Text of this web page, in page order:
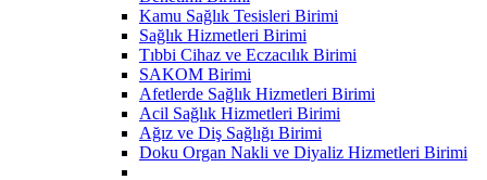
Kamu Sağlık Tesisleri Birimi
Sağlık Hizmetleri Birimi
Tıbbi Cihaz ve Eczacılık Birimi
SAKOM Birimi
Afetlerde Sağlık Hizmetleri Birimi
Acil Sağlık Hizmetleri Birimi
Ağız ve Diş Sağlığı Birimi
Doku Organ Nakli ve Diyaliz Hizmetleri Birimi